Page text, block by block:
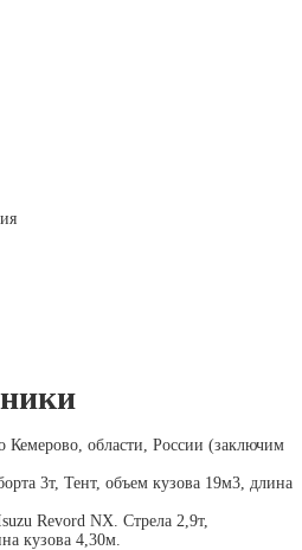
Кемерово, области, России (заключим
3т, Тент, объем кузова 19м3, длина
Revord NX. Стрела 2,9т,
кузова 4,30м.